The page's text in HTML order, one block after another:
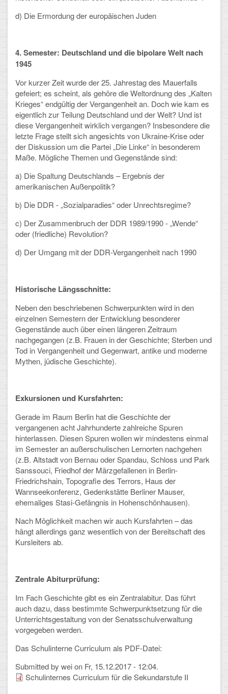
d) Die Ermordung der europäischen Juden
4. Semester: Deutschland und die bipolare Welt nach
1945
Vor kurzer Zeit wurde der 25. Jahrestag des Mauerfalls
gefeiert; es scheint, als gehöre die Weltordnung des „Kalten
Krieges“ endgültig der Vergangenheit an. Doch wie kam es
eigentlich zur Teilung Deutschland und der Welt? Und ist
diese Vergangenheit wirklich vergangen? Insbesondere die
letzte Frage stellt sich angesichts von Ukraine-Krise oder
der Diskussion um die Partei „Die Linke“ in besonderem
Maße. Mögliche Themen und Gegenstände sind:
a) Die Spaltung Deutschlands – Ergebnis der
amerikanischen Außenpolitik?
b) Die DDR - „Sozialparadies“ oder Unrechtsregime?
c) Der Zusammenbruch der DDR 1989/1990 - „Wende“
oder (friedliche) Revolution?
d) Der Umgang mit der DDR-Vergangenheit nach 1990
Historische Längsschnitte:
Neben den beschriebenen Schwerpunkten wird in den
einzelnen Semestern der Entwicklung besonderer
Gegenstände auch über einen längeren Zeitraum
nachgegangen (z.B. Frauen in der Geschichte; Sterben und
Tod in Vergangenheit und Gegenwart, antike und moderne
Mythen, jüdische Geschichte).
Exkursionen und Kursfahrten:
Gerade im Raum Berlin hat die Geschichte der
vergangenen acht Jahrhunderte zahlreiche Spuren
hinterlassen. Diesen Spuren wollen wir mindestens einmal
im Semester an außerschulischen Lernorten nachgehen
(z.B. Altstadt von Bernau oder Spandau, Schloss und Park
Sanssouci, Friedhof der Märzgefallenen in Berlin-
Friedrichshain, Topografie des Terrors, Haus der
Wannseekonferenz, Gedenkstätte Berliner Mauser,
ehemaliges Stasi-Gefängnis in Hohenschönhausen).
Nach Möglichkeit machen wir auch Kursfahrten – das
hängt allerdings ganz wesentlich von der Bereitschaft des
Kursleiters ab.
Zentrale Abiturprüfung:
Im Fach Geschichte gibt es ein Zentralabitur. Das führt
auch dazu, dass bestimmte Schwerpunktsetzung für die
Unterrichtsgestaltung von der Senatsschulverwaltung
vorgegeben werden.
Das Schulinterne Curriculum als PDF-Datei:
Submitted by weion Fr, 15.12.2017 - 12:04.
Schulinternes Curriculum für die Sekundarstufe II